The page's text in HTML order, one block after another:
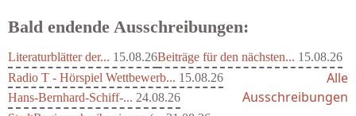
Bald endende Ausschreibungen:
Literaturblätter der... 15.08.26Beiträge für den nächsten... 15.08.26
Radio T - Hörspiel Wettbewerb... 15.08.26
Hans-Bernhard-Schiff-... 24.08.26
Alle
Ausschreibungen